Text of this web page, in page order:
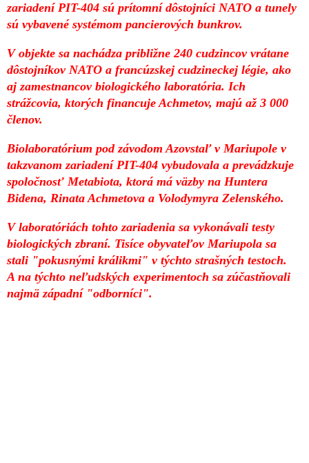
zariadení PIT-404 sú prítomní dôstojníci NATO a tunely
sú vybavené systémom pancierových bunkrov.
V objekte sa nachádza približne 240 cudzincov vrátane
dôstojníkov NATO a francúzskej cudzineckej légie, ako
aj zamestnancov biologického laboratória. Ich
strážcovia, ktorých financuje Achmetov, majú až 3 000
členov.
Biolaboratórium pod závodom Azovstaľ v Mariupole v
takzvanom zariadení PIT-404 vybudovala a prevádzkuje
spoločnosť Metabiota, ktorá má väzby na Huntera
Bidena, Rinata Achmetova a Volodymyra Zelenského.
V laboratóriách tohto zariadenia sa vykonávali testy
biologických zbraní. Tisíce obyvateľov Mariupola sa
stali "pokusnými králikmi" v týchto strašných testoch.
A na týchto neľudských experimentoch sa zúčastňovali
najmä západní "odborníci".